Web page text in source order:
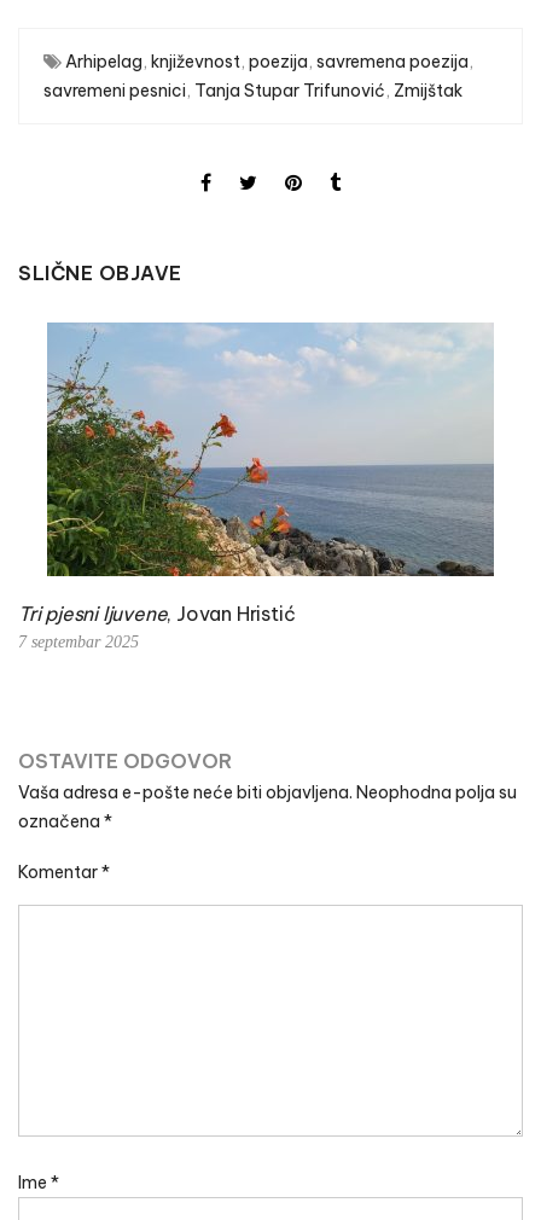
Arhipelag, književnost, poezija, savremena poezija,
savremeni pesnici, Tanja Stupar Trifunović, Zmijštak
SLIČNE OBJAVE
Tri pjesni ljuvene, Jovan Hristić
7 septembar 2025
OSTAVITE ODGOVOR
Vaša adresa e-pošte neće biti objavljena. Neophodna polja su
označena *
Komentar*
Ime *